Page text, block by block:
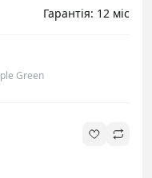
Гарантія: 12 міс
Green